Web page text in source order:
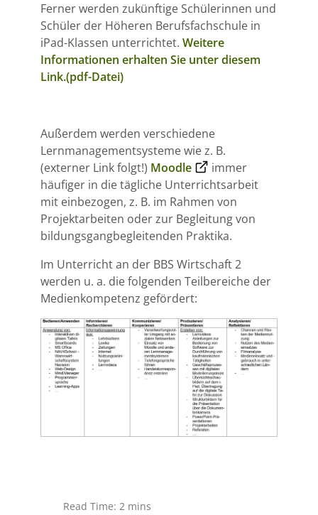
Ferner werden zukünftige Schülerinnen und
Schüler der Höheren Berufsfachschule in
iPad-Klassen unterrichtet. Weitere
Informationen erhalten Sie unter diesem
Link.(pdf-Datei)
Außerdem werden verschiedene
Lernmanagementsysteme wie z. B.
(externer Link folgt!) Moodle
immer
häufiger in die tägliche Unterrichtsarbeit
mit einbezogen, z. B. im Rahmen von
Projektarbeiten oder zur Begleitung von
bildungsgangbegleitenden Praktika.
Im Unterricht an der BBS Wirtschaft 2
werden u. a. die folgenden Teilbereiche der
Medienkompetenz gefördert:
Read Time: 2 mins